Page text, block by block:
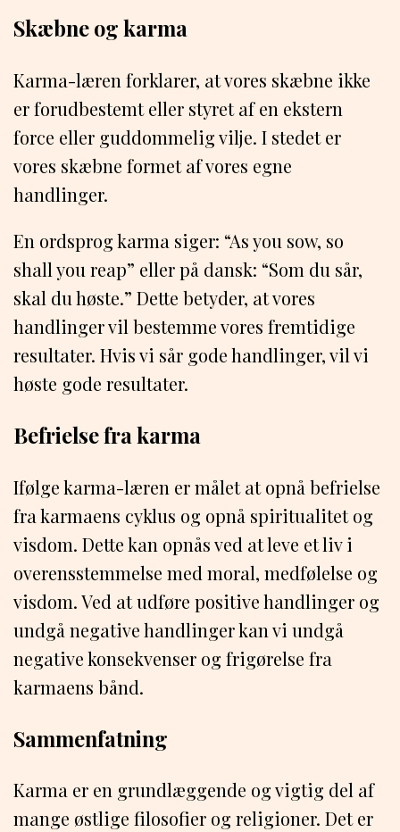
Skæbne og karma
Karma-læren forklarer, at vores skæbne ikke
er forudbestemt eller styret af en ekstern
force eller guddommelig vilje. I stedet er
vores skæbne formet af vores egne
handlinger.
En ordsprog karma siger: “As you sow, so
shall you reap” eller på dansk: “Som du sår,
skal du høste.” Dette betyder, at vores
handlinger vil bestemme vores fremtidige
resultater. Hvis vi sår gode handlinger, vil vi
høste gode resultater.
Befrielse fra karma
Ifølge karma-læren er målet at opnå befrielse
fra karmaens cyklus og opnå spiritualitet og
visdom. Dette kan opnås ved at leve et liv i
overensstemmelse med moral, medfølelse og
visdom. Ved at udføre positive handlinger og
undgå negative handlinger kan vi undgå
negative konsekvenser og frigørelse fra
karmaens bånd.
Sammenfatning
Karma er en grundlæggende og vigtig del af
mange østlige filosofier og religioner. Det er